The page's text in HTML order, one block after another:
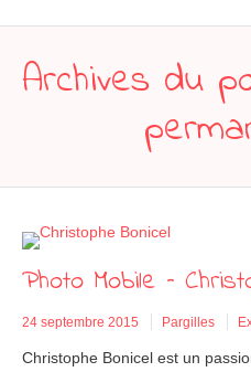
Archives du
Photo Mobile –
24 septembre 2015 Pargilles
Christophe Bonicel est un